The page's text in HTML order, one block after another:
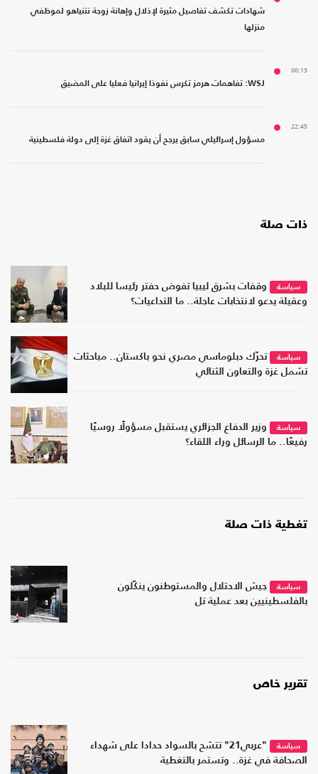
شهادات تكشف تفاصيل مثيرة لإذلال وإهانة زوجة نتنياهو لموظفي
منزلها
00:13
WSJ: تفاهمات هرمز تكرس نفوذا إيرانيا فعليا على المضيق
22:45
مسؤول إسرائيلي سابق يرجح أن يقود اتفاق غزة إلى دولة فلسطينية
ذات صلة
سياسة
وقفات بشرق ليبيا تفوض حفتر رئيسا للبلاد
وعقيلة يدعو لانتخابات عاجلة.. ما التداعيات؟
سياسة
تحرّك دبلوماسي مصري نحو باكستان.. مباحثات
تشمل غزة والتعاون الثنائي
سياسة
وزير الدفاع الجزائري يستقبل مسؤولًا روسيًا
رفيعًا.. ما الرسائل وراء اللقاء؟
تغطية ذات صلة
سياسة
جيش الاحتلال والمستوطنون ينكّلون
بالفلسطينيين بعد عملية تل
تقرير خاص
سياسة
"عربي21" تتشح بالسواد حدادا على شهداء
الصحافة في غزة.. وتستمر بالتغطية